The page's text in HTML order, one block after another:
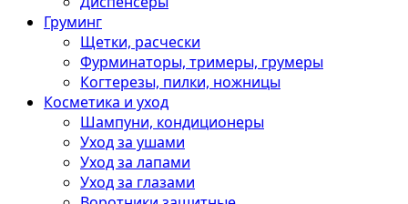
Груминг
Щетки, расчески
Фурминаторы, тримеры, грумеры
Когтерезы, пилки, ножницы
Косметика и уход
Шампуни, кондиционеры
Уход за ушами
Уход за лапами
Уход за глазами